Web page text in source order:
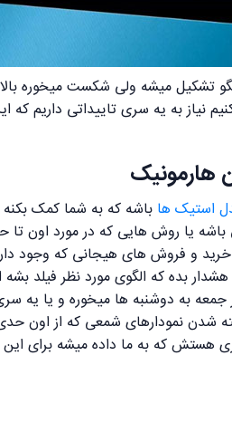
تشکیل میشه ولی شکست میخوره
نیاز به یه سری تاییداتی داریم که
هارمونیک
استیک ها باشه که به شما کمک بکنه
باشه یا روش هایی که در مورد اون تا
خرید و فروش های هیجانی که وجود
هشدار بده که الگوی مورد نظر
جمعه به دوشنبه ها میخوره و یا یه
شدن نمودارهای شمعی که از اون
هستش که به ما داده میشه برای این